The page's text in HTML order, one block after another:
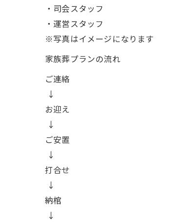
・司会スタッフ
・運営スタッフ
※写真はイメージになります
家族葬プランの流れ
ご連絡
↓
お迎え
↓
ご安置
↓
打合せ
↓
納棺
↓